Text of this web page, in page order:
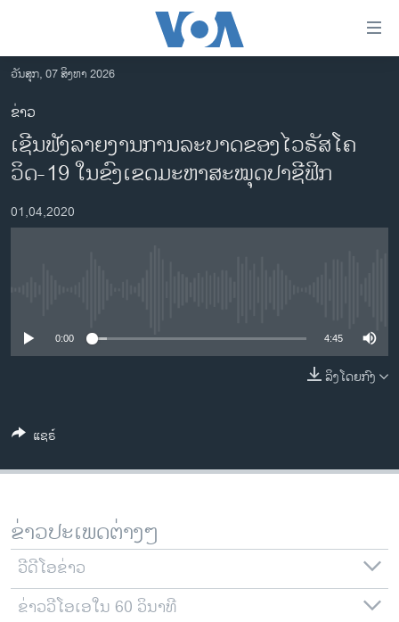
ເຂົ້າ
ຫາ
ຂ້າມ
ຂ້າມ
ຂ້າມ
ໄປ
ຫາ
ຊອກ
ອາເມຣິກາ
ການເລືອກຕັ້ງ ປະທານາທີບໍດີ ສະຫະລັດ 2024
ຂ່າວ​ຈີນ
ຊີວິດຊາວລາວ
ທຸລະກິດ
ພາສາອັງກິດ
ສຽງ
ລາຍການກະຈາຍສຽງ
ລາຍງານ
ຕິດຕາມພວກເຮົາ ທີ່
ວັນສຸກ, 07 ສິງຫາ 2026
ຂ່າວ
ເຊີນຟັງລາຍງານການລະບາດຂອງໄວຣັສໂຄ
ວິດ-19 ໃນຂົງເຂດມະຫາສະໝຸດປາຊີຟິກ
01,04,2020
0:00 4:45
ລິງໂດຍກົງ
ແຊຣ໌
ຂ່າວປະເພດຕ່າງໆ
ວີດີໂອຂ່າວ
ຂ່າວວີໂອເອໃນ 60 ວິນາທີ